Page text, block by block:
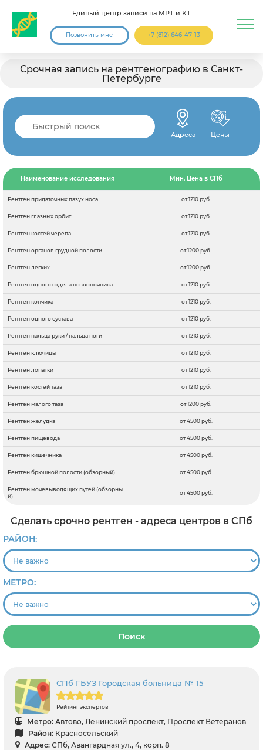
Единый центр записи на МРТ и КТ
Позвонить мне +7 (812) 646-47-13
Срочная запись на рентгенографию в Санкт-
Петербурге
Адреса Цены
Наименование исследования Мин. Цена в СПб
Рентген придаточных пазух носа от 1210 руб.
Рентген глазных орбит от 1210 руб.
Рентген костей черепа от 1210 руб.
Рентген органов грудной полости от 1200 руб.
Рентген легких от 1200 руб.
Рентген одного отдела позвоночника от 1210 руб.
Рентген копчика от 1210 руб.
Рентген одного сустава от 1210 руб.
Рентген пальца руки / пальца ноги от 1210 руб.
Рентген ключицы от 1210 руб.
Рентген лопатки от 1210 руб.
Рентген костей таза от 1210 руб.
Рентген малого таза от 1200 руб.
Рентген желудка от 4500 руб.
Рентген пищевода от 4500 руб.
Рентген кишечника от 4500 руб.
Рентген брюшной полости (обзорный) от 4500 руб.
Рентген мочевыводящих путей (обзорны
й)
от 4500 руб.
Сделать срочно рентген - адреса центров в СПб
РАЙОН:
МЕТРО:
Поиск
СПб ГБУЗ Городская больница № 15
Рейтинг экспертов
Метро: Автово, Ленинский проспект, Проспект Ветеранов
Район: Красносельский
Адрес: СПб, Авангардная ул., 4, корп. 8